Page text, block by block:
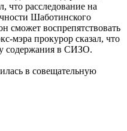
что расследование на
Шаботинского
сможет воспрепятствовать
мэра прокурор сказал, что
содержания в СИЗО.
в совещательную